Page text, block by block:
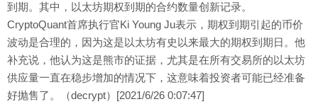
到期。其中，以太坊期权到期的合约数量创新记录。
CryptoQuant首席执行官Ki Young Ju表示，期权到期引起的币价
波动是合理的，因为这是以太坊有史以来最大的期权到期日。他
补充说，他认为这是熊市的证据，尤其是在所有交易所的以太坊
供应量一直在稳步增加的情况下，这意味着投资者可能已经准备
好抛售了。（decrypt）[2021/6/26 0:07:47]